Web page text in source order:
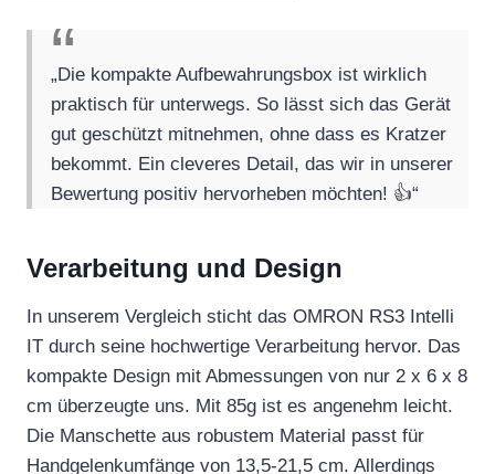
„Die kompakte Aufbewahrungsbox ist wirklich
praktisch für unterwegs. So lässt sich das Gerät
gut geschützt mitnehmen, ohne dass es Kratzer
bekommt. Ein cleveres Detail, das wir in unserer
Bewertung positiv hervorheben möchten! 👍“
Verarbeitung und Design
In unserem Vergleich sticht das OMRON RS3 Intelli
IT durch seine hochwertige Verarbeitung hervor. Das
kompakte Design mit Abmessungen von nur 2 x 6 x 8
cm überzeugte uns. Mit 85g ist es angenehm leicht.
Die Manschette aus robustem Material passt für
Handgelenkumfänge von 13,5-21,5 cm. Allerdings